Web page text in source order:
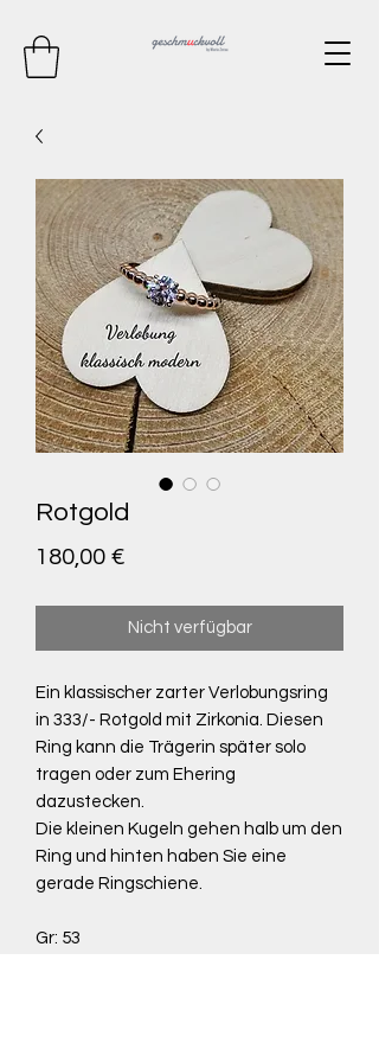
Rotgold
180,00 €Preis
Nicht verfügbar
Ein klassischer zarter Verlobungsring
in 333/- Rotgold mit Zirkonia. Diesen
Ring kann die Trägerin später solo
tragen oder zum Ehering
dazustecken.
Die kleinen Kugeln gehen halb um den
Ring und hinten haben Sie eine
gerade Ringschiene.
Gr: 53